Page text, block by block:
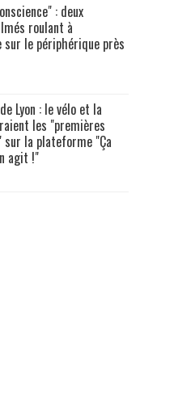
: deux
roulant à
le périphérique près
Lyon : le vélo et la
les "premières
sur la plateforme "Ça
agit !"